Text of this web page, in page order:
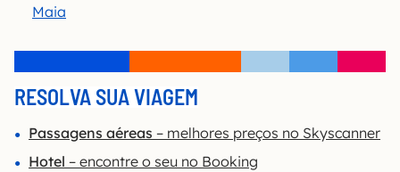
Maia
RESOLVA SUA VIAGEM
Passagens aéreas – melhores preços no Skyscanner
Hotel – encontre o seu no Booking